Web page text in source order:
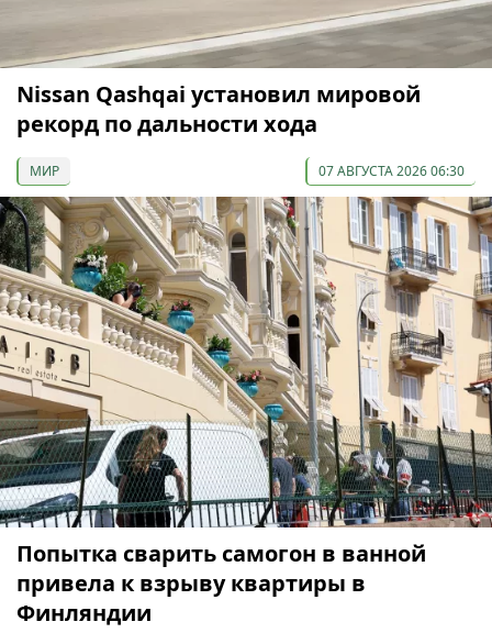
Nissan Qashqai установил мировой
рекорд по дальности хода
МИР 07 АВГУСТА 2026 06:30
Попытка сварить самогон в ванной
привела к взрыву квартиры в
Финляндии